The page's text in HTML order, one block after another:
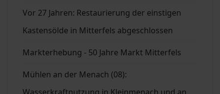
Vor 27 Jahren: Restaurierung der einstigen
Kastensölde in Mitterfels abgeschlossen
Markterhebung - 50 Jahre Markt Mitterfels
Mühlen an der Menach (08):